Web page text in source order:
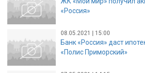
«Россия»
08.05.2021 | 15:00
Банк «Россия» даст
«Полис Приморский»